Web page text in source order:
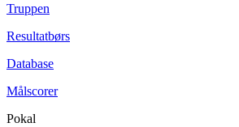
Truppen
Resultatbørs
Database
Målscorer
Pokal